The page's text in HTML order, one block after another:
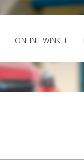
ONLINE WINKEL